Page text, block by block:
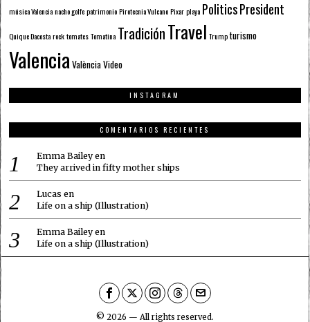
música Valencia nacho golfe patrimonio Pirotecnia Vulcano Pixar playa PoliticsPresident
Quique Dacosta rock tomates Tomatina TradiciónTravel Trump turismo
Valencia ValènciaVideo
INSTAGRAM
COMENTARIOS RECIENTES
Emma Baileyen
They arrived in fifty mother ships
Lucas en
Life on a ship (Illustration)
Emma Baileyen
Life on a ship (Illustration)
© 2026 — All rights reserved.